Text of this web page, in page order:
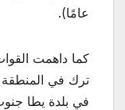
عامًا).
كما داهمت
ترك في المنطقة
في بلدة يطا